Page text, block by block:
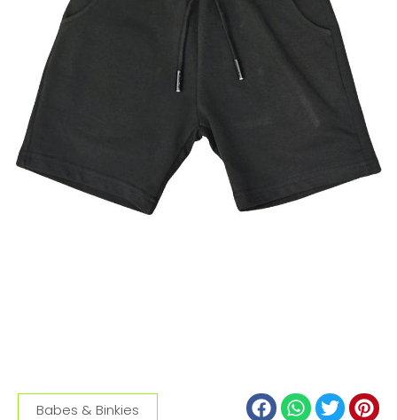
Babes & Binkies